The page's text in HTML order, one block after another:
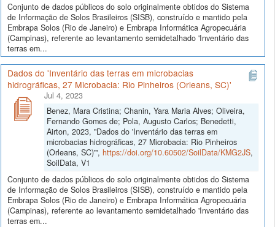
Conjunto de dados públicos do solo originalmente obtidos do Sistema
de Informação de Solos Brasileiros (SISB), construído e mantido pela
Embrapa Solos (Rio de Janeiro) e Embrapa Informática Agropecuária
(Campinas), referente ao levantamento semidetalhado 'Inventário das
terras em...
Dados do 'Inventário das terras em microbacias
hidrográficas, 27 Microbacia: Rio Pinheiros (Orleans, SC)'
Jul 4, 2023
Benez, Mara Cristina; Chanin, Yara Maria Alves; Oliveira,
Fernando Gomes de; Pola, Augusto Carlos; Benedetti,
Airton, 2023, "Dados do 'Inventário das terras em
microbacias hidrográficas, 27 Microbacia: Rio Pinheiros
(Orleans, SC)'", https://doi.org/10.60502/SoilData/KMG2JS,
SoilData, V1
Conjunto de dados públicos do solo originalmente obtidos do Sistema
de Informação de Solos Brasileiros (SISB), construído e mantido pela
Embrapa Solos (Rio de Janeiro) e Embrapa Informática Agropecuária
(Campinas), referente ao levantamento semidetalhado 'Inventário das
terras em...